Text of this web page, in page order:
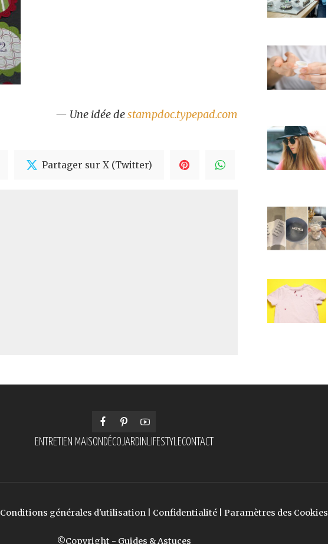
— Une idée destampdoc.typepad.com
Partager sur X (Twitter)
ENTRETIEN MAISON DÉCOJARDIN LIFESTYLECONTACT
Conditions générales d'utilisation Confidentialité Paramètres des Cookies
©Copyright - Guides & Astuces